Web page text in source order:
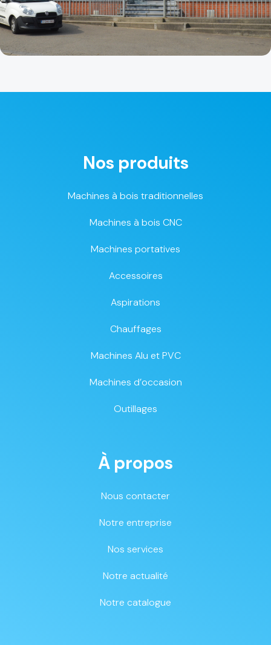
Nos produits
Machines à bois traditionnelles
Machines à bois CNC
Machines portatives
Accessoires
Aspirations
Chauffages
Machines Alu et PVC
Machines d’occasion
Outillages
À propos
Nous contacter
Notre entreprise
Nos services
Notre actualité
Notre catalogue